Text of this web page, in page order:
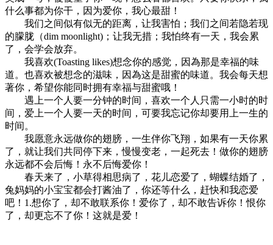
什么事都为你干，因为爱你，我心最甜！
我们之间似有似无的距离，让我害怕；我们之间若隐若现
的朦胧（dim moonlight)；让我无措；我怕终有一天，我会累
了，会学会放弃。
我喜欢(Toasting likes)想念你的感觉，因為那是幸福的味
道。也喜欢被想念的滋味，因為这是甜蜜的味道。我会每天想
著你，希望你能同时拥有幸福与甜蜜哦！
遇上一个人要一分钟的时间，喜欢一个人只需一小时的时
间，爱上一个人要一天的时间，可要我忘记你却要用上一生的
时间。
我愿意永远做你的翅膀，一生伴你飞翔，如果有一天你累
了，就让我们共同停下来，慢慢变老，一起死去！做你的翅膀
永远都不会后悔！永不后悔爱你！
春天来了，小草得相思病了，花儿恋爱了，蝴蝶结婚了，
兔妈妈的小宝宝都会打酱油了，你还等什么，赶快和我恋爱
吧！1.想你了，却不敢联系你！爱你了，却不敢告诉你！恨你
了，却更忘不了你！这就是爱！